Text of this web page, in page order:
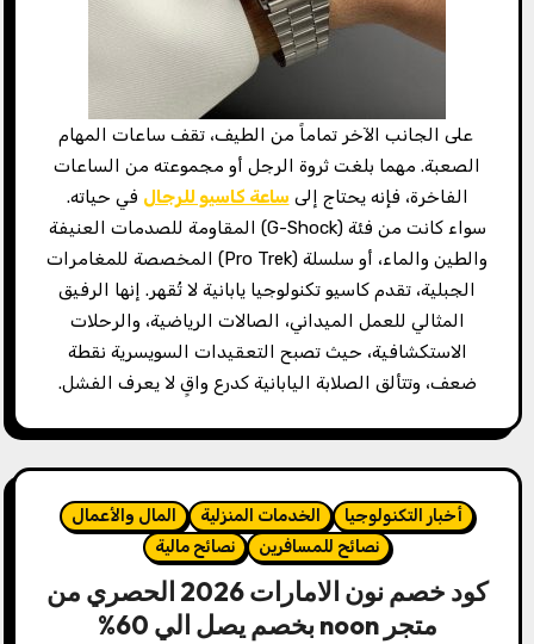
على الجانب الآخر تماماً من الطيف، تقف ساعات المهام
الصعبة. مهما بلغت ثروة الرجل أو مجموعته من الساعات
الفاخرة، فإنه يحتاج إلى ساعة كاسيو للرجال في حياته.
سواء كانت من فئة (G-Shock) المقاومة للصدمات العنيفة
والطين والماء، أو سلسلة (Pro Trek) المخصصة للمغامرات
الجبلية، تقدم كاسيو تكنولوجيا يابانية لا تُقهر. إنها الرفيق
المثالي للعمل الميداني، الصالات الرياضية، والرحلات
الاستكشافية، حيث تصبح التعقيدات السويسرية نقطة
ضعف، وتتألق الصلابة اليابانية كدرع واقٍ لا يعرف الفشل.
أخبار التكنولوجيا الخدمات المنزلية
المال والأعمال
نصائح للمسافرين
نصائح مالية
كود خصم نون الامارات 2026 الحصري من
متجر noon بخصم يصل الي 60%